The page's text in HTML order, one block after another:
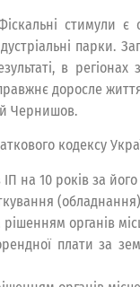
стимули
парки.
в
доросле
Чернишов.
кодексу
на 10 років за
рішенням органів
плати за